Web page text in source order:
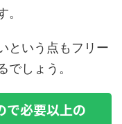
という点もフリー
でしょう。
で必要以上の